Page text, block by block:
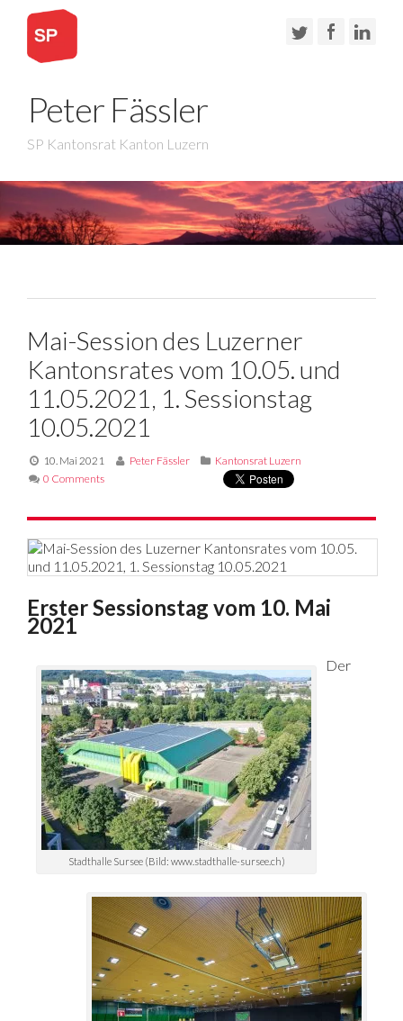
Peter Fässler
SP Kantonsrat Kanton Luzern
Mai-Session des Luzerner
Kantonsrates vom 10.05. und
11.05.2021, 1. Sessionstag
10.05.2021
10. Mai 2021 Peter Fässler
Kantonsrat Luzern
0 Comments
Erster Sessionstag vom 10. Mai
2021
Stadthalle Sursee (Bild: www.stadthalle-sursee.ch)
Der